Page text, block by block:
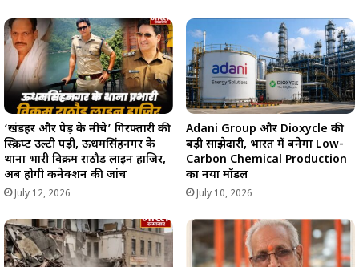
‘खंडहर और पेड़ के नीचे’ गिरफ्तारी की
स्क्रिप्ट उल्टी पड़ी, ऊधमसिंहनगर के
थाना प्रभारी विक्रम राठौड़ लाइन हाजिर,
अब होगी कनेक्शन की जांच
July 12, 2026
Adani Group और Dioxycle की
बड़ी साझेदारी, भारत में बनेगा Low-
Carbon Chemical Production
का नया मॉडल
July 10, 2026